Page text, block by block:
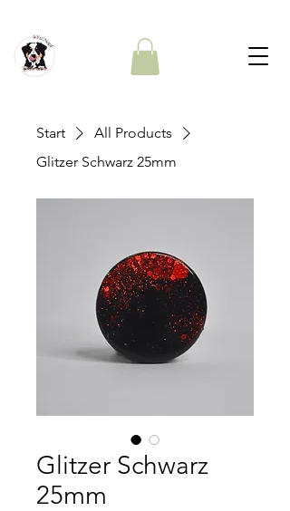
Start
All Products
Glitzer Schwarz 25mm
Glitzer Schwarz
25mm